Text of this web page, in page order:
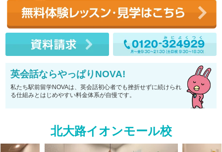
英会話ならやっぱりNOVA!
私たち駅前留学NOVAは、英会話初心者でも挫折せずに続けられ
る仕組みとはじめやすい料金体系が自慢です。
北大路イオンモール校